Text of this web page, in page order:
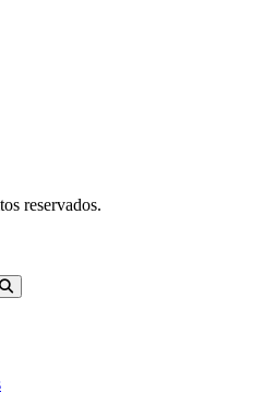
reservados.